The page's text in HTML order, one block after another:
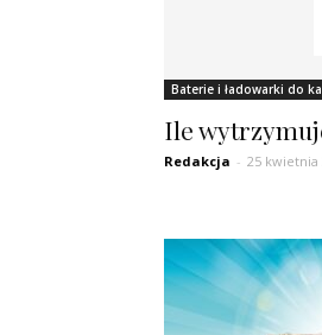
Baterie i ładowarki do
Ile
Redakcja - 25 kwietnia